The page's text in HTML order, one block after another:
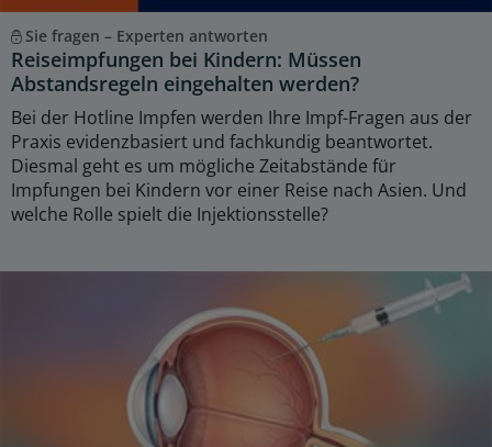
Sie fragen – Experten antworten
Reiseimpfungen bei Kindern: Müssen
Abstandsregeln eingehalten werden?
Bei der Hotline Impfen werden Ihre Impf-Fragen aus der
Praxis evidenzbasiert und fachkundig beantwortet.
Diesmal geht es um mögliche Zeitabstände für
Impfungen bei Kindern vor einer Reise nach Asien. Und
welche Rolle spielt die Injektionsstelle?